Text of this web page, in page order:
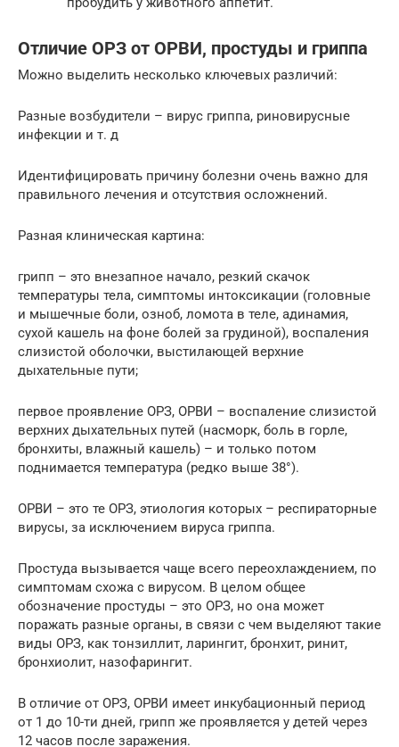
Отличие ОРЗ от ОРВИ, простуды и гриппа
Можно выделить несколько ключевых различий:
Разные возбудители – вирус гриппа, риновирусные
инфекции и т. д
Идентифицировать причину болезни очень важно для
правильного лечения и отсутствия осложнений.
Разная клиническая картина:
грипп – это внезапное начало, резкий скачок
температуры тела, симптомы интоксикации (головные
и мышечные боли, озноб, ломота в теле, адинамия,
сухой кашель на фоне болей за грудиной), воспаления
слизистой оболочки, выстилающей верхние
дыхательные пути;
первое проявление ОРЗ, ОРВИ – воспаление слизистой
верхних дыхательных путей (насморк, боль в горле,
бронхиты, влажный кашель) – и только потом
поднимается температура (редко выше 38°).
ОРВИ – это те ОРЗ, этиология которых – респираторные
вирусы, за исключением вируса гриппа.
Простуда вызывается чаще всего переохлаждением, по
симптомам схожа с вирусом. В целом общее
обозначение простуды – это ОРЗ, но она может
поражать разные органы, в связи с чем выделяют такие
виды ОРЗ, как тонзиллит, ларингит, бронхит, ринит,
бронхиолит, назофарингит.
В отличие от ОРЗ, ОРВИ имеет инкубационный период
от 1 до 10-ти дней, грипп же проявляется у детей через
12 часов после заражения.